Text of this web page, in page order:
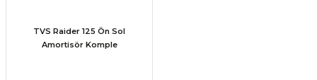
TVS Raider 125 Ön Sol
Amortisör Komple